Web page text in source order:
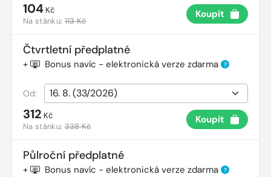
104 Kč
Na stánku:113 Kč
Koupit
Čtvrtletní předplatné
+ Bonus navíc - elektronická verze zdarma ?
Od:
312 Kč
Na stánku:338 Kč
Koupit
Půlroční předplatné
+ Bonus navíc - elektronická verze zdarma ?